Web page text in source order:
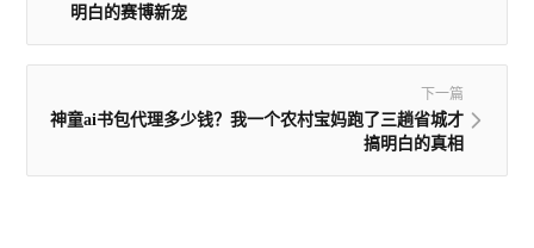
明白的赛博新宠
下一篇
神童ai书包代理多少钱？我一个农村宝妈跑了三趟省城才
搞明白的真相